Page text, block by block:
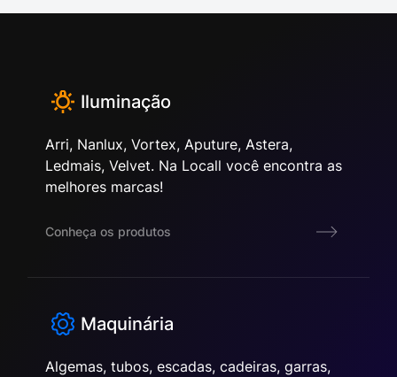
Iluminação
Arri, Nanlux, Vortex, Aputure, Astera,
Ledmais, Velvet. Na Locall você encontra as
melhores marcas!
Conheça os produtos
Maquinária
Algemas, tubos, escadas, cadeiras, garras,